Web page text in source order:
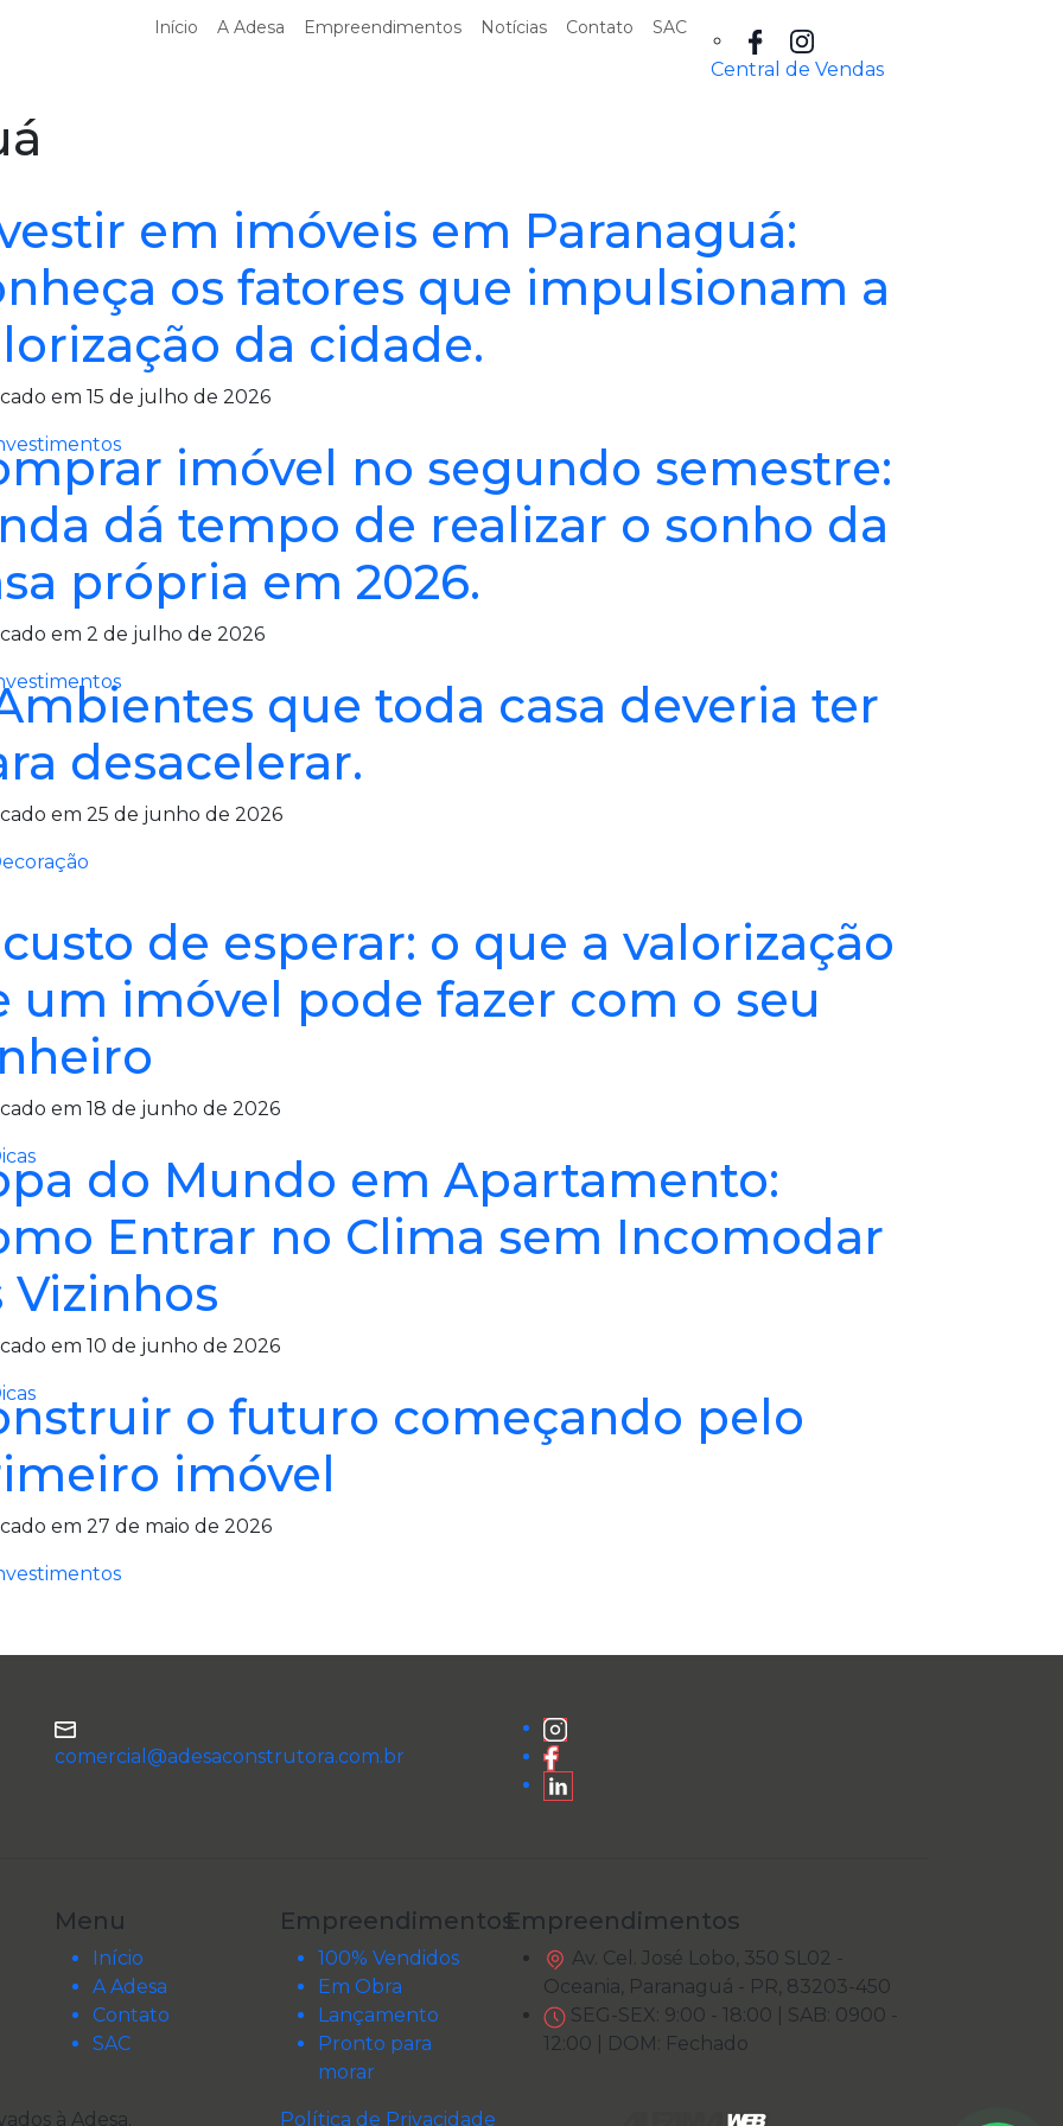
Início A Adesa Empreendimentos Notícias Contato SAC
Central de Vendas
em imóveis em Paranaguá:
os fatores que impulsionam a
da cidade.
em 15 de julho de 2026
imóvel no segundo semestre:
dá tempo de realizar o sonho da
própria em 2026.
em 2 de julho de 2026
que toda casa deveria ter
desacelerar.
em 25 de junho de 2026
de esperar: o que a valorização
um imóvel pode fazer com o seu
em 18 de junho de 2026
do Mundo em Apartamento:
Entrar no Clima sem Incomodar
Vizinhos
em 10 de junho de 2026
o futuro começando pelo
imóvel
em 27 de maio de 2026
comercial@adesaconstrutora.com.br
Menu
Início
A Adesa
Contato
SAC
Empreendimentos
100% Vendidos
Em Obra
Lançamento
Pronto para
morar
Empreendimentos
Av. Cel. José Lobo, 350 SL02 -
Oceania, Paranaguá - PR, 83203-450
SEG-SEX: 9:00 - 18:00 | SAB: 0900 -
12:00 | DOM: Fechado
à Adesa. Política de Privacidade